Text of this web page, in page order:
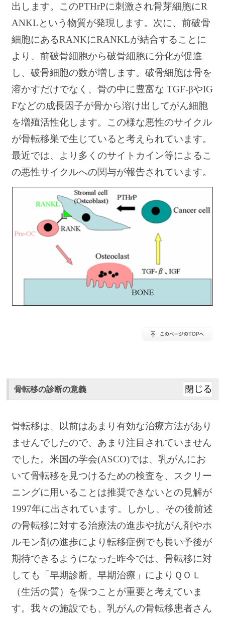
出します。このPTHrPに刺激され骨芽細胞にR
ANKLという物質が発現します。次に、前破骨
細胞にあるRANKにRANKLが結合することに
より、前破骨細胞から破骨細胞に分化が促進
し、破骨細胞の数が増します。破骨細胞は骨を
溶かすだけでなく、骨の中に豊富な TGF-βやIG
Fなどの成長因子が骨から溶け出してがん細胞
を増殖活性化します。この様な悪性のサイクル
が骨転移巣で生じていると考えられています。
最近では、より多くのサイトカイン等によるこ
の悪性サイクルへの関与が報告されています。
骨転移の診断の意義
骨転移は、以前はあまり有効な治療方法があり
ませんでしたので、あまり注目されていません
でした。米国の学会(ASCO)では、乳がんにお
いて骨転移を見つけるための検査を、スクリー
ニングに用いることは推奨できないとの見解が
1997年に出されています。しかし、その後前述
の骨転移に対する治療法の進歩や抗がん剤やホ
ルモン剤の進歩により転移症例でも長い予後が
期待できるようになった昨今では、骨転移に対
しても「早期診断、早期治療」によりＱＯＬ
（生活の質）を保つことが重要と考えていま
す。我々の施設でも、乳がんの骨転移患者さん